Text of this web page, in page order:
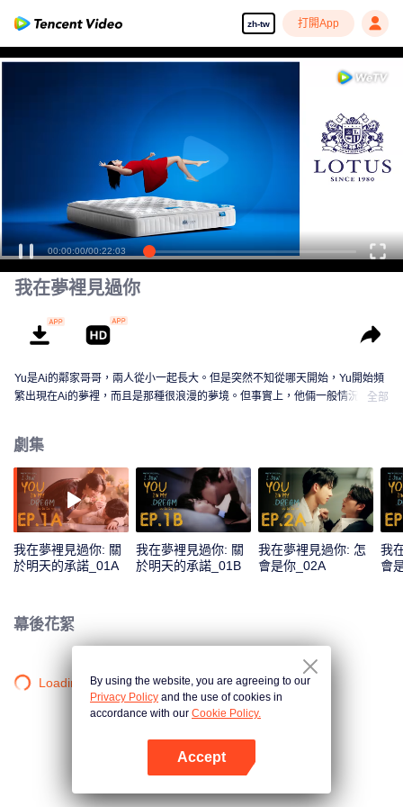
zh-tw 打開App
00:00:00/00:22:03
我在夢裡見過你
Yu是Ai的鄰家哥哥，兩人從小一起長大。但是突然不知從哪天開始，Yu開始頻
繁出現在Ai的夢裡，而且是那種很浪漫的夢境。但事實上，他倆一般情況下一
解Ai的夢境謎題吧！
全部
劇集
我在夢裡見過你: 關
於明天的承諾_01A
我在夢裡見過你: 關
於明天的承諾_01B
我在夢裡見過你: 怎
會是你_02A
我
會
幕後花絮
Loading…By using the website, you are agreeing to our
Privacy Policy and the use of cookies in
accordance with our Cookie Policy.
Accept